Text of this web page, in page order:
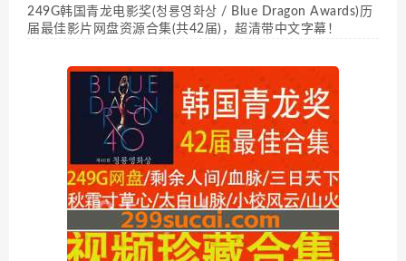
249G韩国青龙电影奖(청룡영화상 / Blue Dragon Awards)历
届最佳影片网盘资源合集(共42届)，超清带中文字幕！